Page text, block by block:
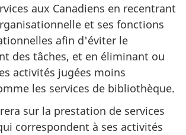
aux Canadiens en recentrant
et ses fonctions
afin d'éviter le
des tâches, et en éliminant ou
activités jugées moins
les services de bibliothèque.
sur la prestation de services
correspondent à ses activités